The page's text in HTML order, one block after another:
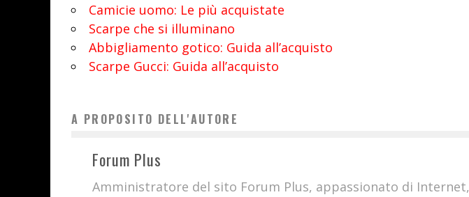
Camicie uomo: Le più acquistate
Scarpe che si illuminano
Abbigliamento gotico: Guida all’acquisto
Scarpe Gucci: Guida all’acquisto
A PROPOSITO DELL'AUTORE
Forum Plus
Amministratore del sito Forum Plus, appassionato di Internet,